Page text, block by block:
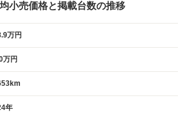
小売価格と掲載台数の推移
万円
万円
年